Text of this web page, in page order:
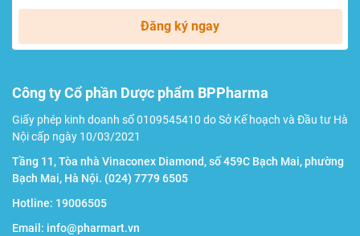
Đăng ký ngay
Công ty Cổ phần Dược phẩm BPPharma
Giấy phép kinh doanh số 0109545410 do Sở Kế hoạch và Đầu tư Hà
Nội cấp ngày 10/03/2021
Tầng 11, Tòa nhà Vinaconex Diamond, số 459C Bạch Mai, phường
Bạch Mai, Hà Nội. (024) 7779 6505
Hotline: 19006505
Email: info@pharmart.vn